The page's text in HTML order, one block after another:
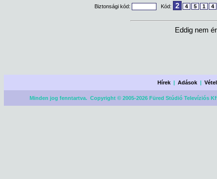
Biztonsági kód:
Kód: 2 4 5 1 4
Eddig nem
Hírek |Adások |
Minden jog fenntartva. Copyright © 2005-2026 Füred Stúdió Televíziós